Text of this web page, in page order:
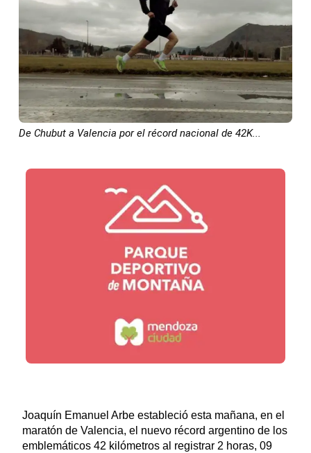
De Chubut a Valencia por el récord nacional de 42K...
Joaquín Emanuel Arbe estableció esta mañana, en el
maratón de Valencia, el nuevo récord argentino de los
emblemáticos 42 kilómetros al registrar 2 horas, 09